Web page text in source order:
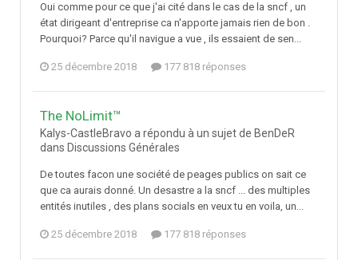
Oui comme pour ce que j'ai cité dans le cas de la sncf , un
état dirigeant d'entreprise ca n'apporte jamais rien de bon .
Pourquoi? Parce qu'il navigue a vue , ils essaient de sen...
25 décembre 2018 177 818 réponses
The NoLimit™
Kalys-CastleBravo a répondu à un sujet de BenDeR
dans Discussions Générales
De toutes facon une société de peages publics on sait ce
que ca aurais donné. Un desastre a la sncf ... des multiples
entités inutiles , des plans socials en veux tu en voila, un...
25 décembre 2018 177 818 réponses